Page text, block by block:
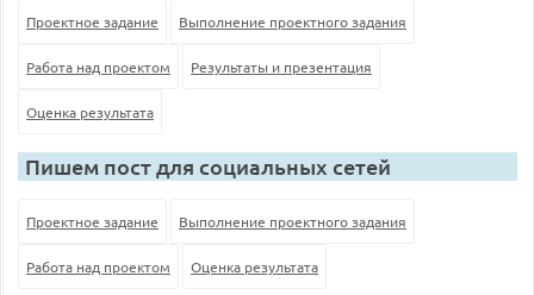
Проектное задание Выполнение проектного задания
Работа над проектом Результаты и презентация
Оценка результата
Пишем пост для социальных сетей
Проектное задание Выполнение проектного задания
Работа над проектом Оценка результата